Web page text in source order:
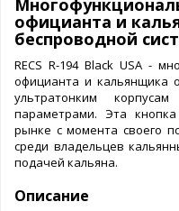
официанта и
беспроводной
RECS R-194 Black USA -
официанта и кальянщика
ультратонким
параметрами. Эта
рынке с момента своего
среди владельцев
подачей кальяна.
Описание